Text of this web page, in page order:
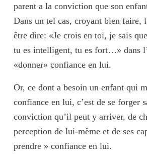
parent a la conviction que son
Dans un tel cas, croyant bien faire,
être dire: «Je crois en toi, je sais
tu es intelligent, tu es fort…» dans
«donner» confiance en lui.
Or, ce dont a besoin un enfant qui
confiance en lui, c’est de se forger
conviction qu’il peut y arriver, de
perception de lui-même et de ses
prendre » confiance en lui.